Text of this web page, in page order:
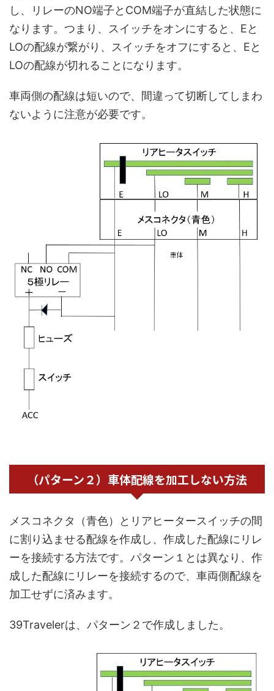
し、リレーのNO端子とCOM端子が直結した状態に
なります。つまり、スイッチをオンにすると、Eと
LOの配線が繋がり、スイッチをオフにすると、Eと
LOの配線が切れることになります。
車両側の配線は短いので、間違って切断してしまわ
ないように注意が必要です。
（パターン２）車体配線を加工しない方法
メスコネクタ（青色）とリアヒータースイッチの間
に割り込ませる配線を作成し、作成した配線にリレ
ーを接続する方法です。パターン１とは異なり、作
成した配線にリレーを接続するので、車両側配線を
加工せずに済みます。
39Travelerは、パターン２で作成しました。